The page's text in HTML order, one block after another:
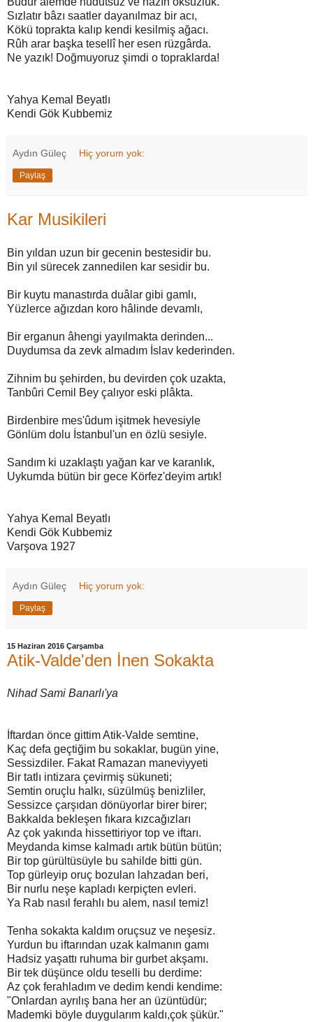
Sızlatır bâzı saatler dayanılmaz bir acı,
Kökü toprakta kalıp kendi kesilmiş ağacı.
Rûh arar başka tesellî her esen rüzgârda.
Ne yazık! Doğmuyoruz şimdi o topraklarda!
Yahya Kemal Beyatlı
Kendi Gök Kubbemiz
Aydın Güleç Hiç yorum yok:
Paylaş
Kar Musikileri
Bin yıldan uzun bir gecenin bestesidir bu.
Bin yıl sürecek zannedilen kar sesidir bu.
Bir kuytu manastırda duâlar gibi gamlı,
Yüzlerce ağızdan koro hâlinde devamlı,
Bir erganun âhengi yayılmakta derinden...
Duydumsa da zevk almadım İslav kederinden.
Zihnim bu şehirden, bu devirden çok uzakta,
Tanbûri Cemil Bey çalıyor eski plâkta.
Birdenbire mes'ûdum işitmek hevesiyle
Gönlüm dolu İstanbul'un en özlü sesiyle.
Sandım ki uzaklaştı yağan kar ve karanlık,
Uykumda bütün bir gece Körfez'deyim artık!
Yahya Kemal Beyatlı
Kendi Gök Kubbemiz
Varşova 1927
Aydın Güleç Hiç yorum yok:
Paylaş
15 Haziran 2016 Çarşamba
Atik-Valde'den İnen Sokakta
Nihad Sami Banarlı'ya
İftardan önce gittim Atik-Valde semtine,
Kaç defa geçtiğim bu sokaklar, bugün yine,
Sessizdiler. Fakat Ramazan maneviyyeti
Bir tatlı intizara çevirmiş sükuneti;
Semtin oruçlu halkı, süzülmüş benizliler,
Sessizce çarşıdan dönüyorlar birer birer;
Bakkalda bekleşen fıkara kızcağızları
Az çok yakında hissettiriyor top ve iftarı.
Meydanda kimse kalmadı artık bütün bütün;
Bir top gürültüsüyle bu sahilde bitti gün.
Top gürleyip oruç bozulan lahzadan beri,
Bir nurlu neşe kapladı kerpiçten evleri.
Ya Rab nasıl ferahlı bu alem, nasıl temiz!
Tenha sokakta kaldım oruçsuz ve neşesiz.
Yurdun bu iftarından uzak kalmanın gamı
Hadsiz yaşattı ruhuma bir gurbet akşamı.
Bir tek düşünce oldu teselli bu derdime:
Az çok ferahladım ve dedim kendi kendime:
"Onlardan ayrılış bana her an üzüntüdür;
Mademki böyle duygularım kaldı,çok şükür."